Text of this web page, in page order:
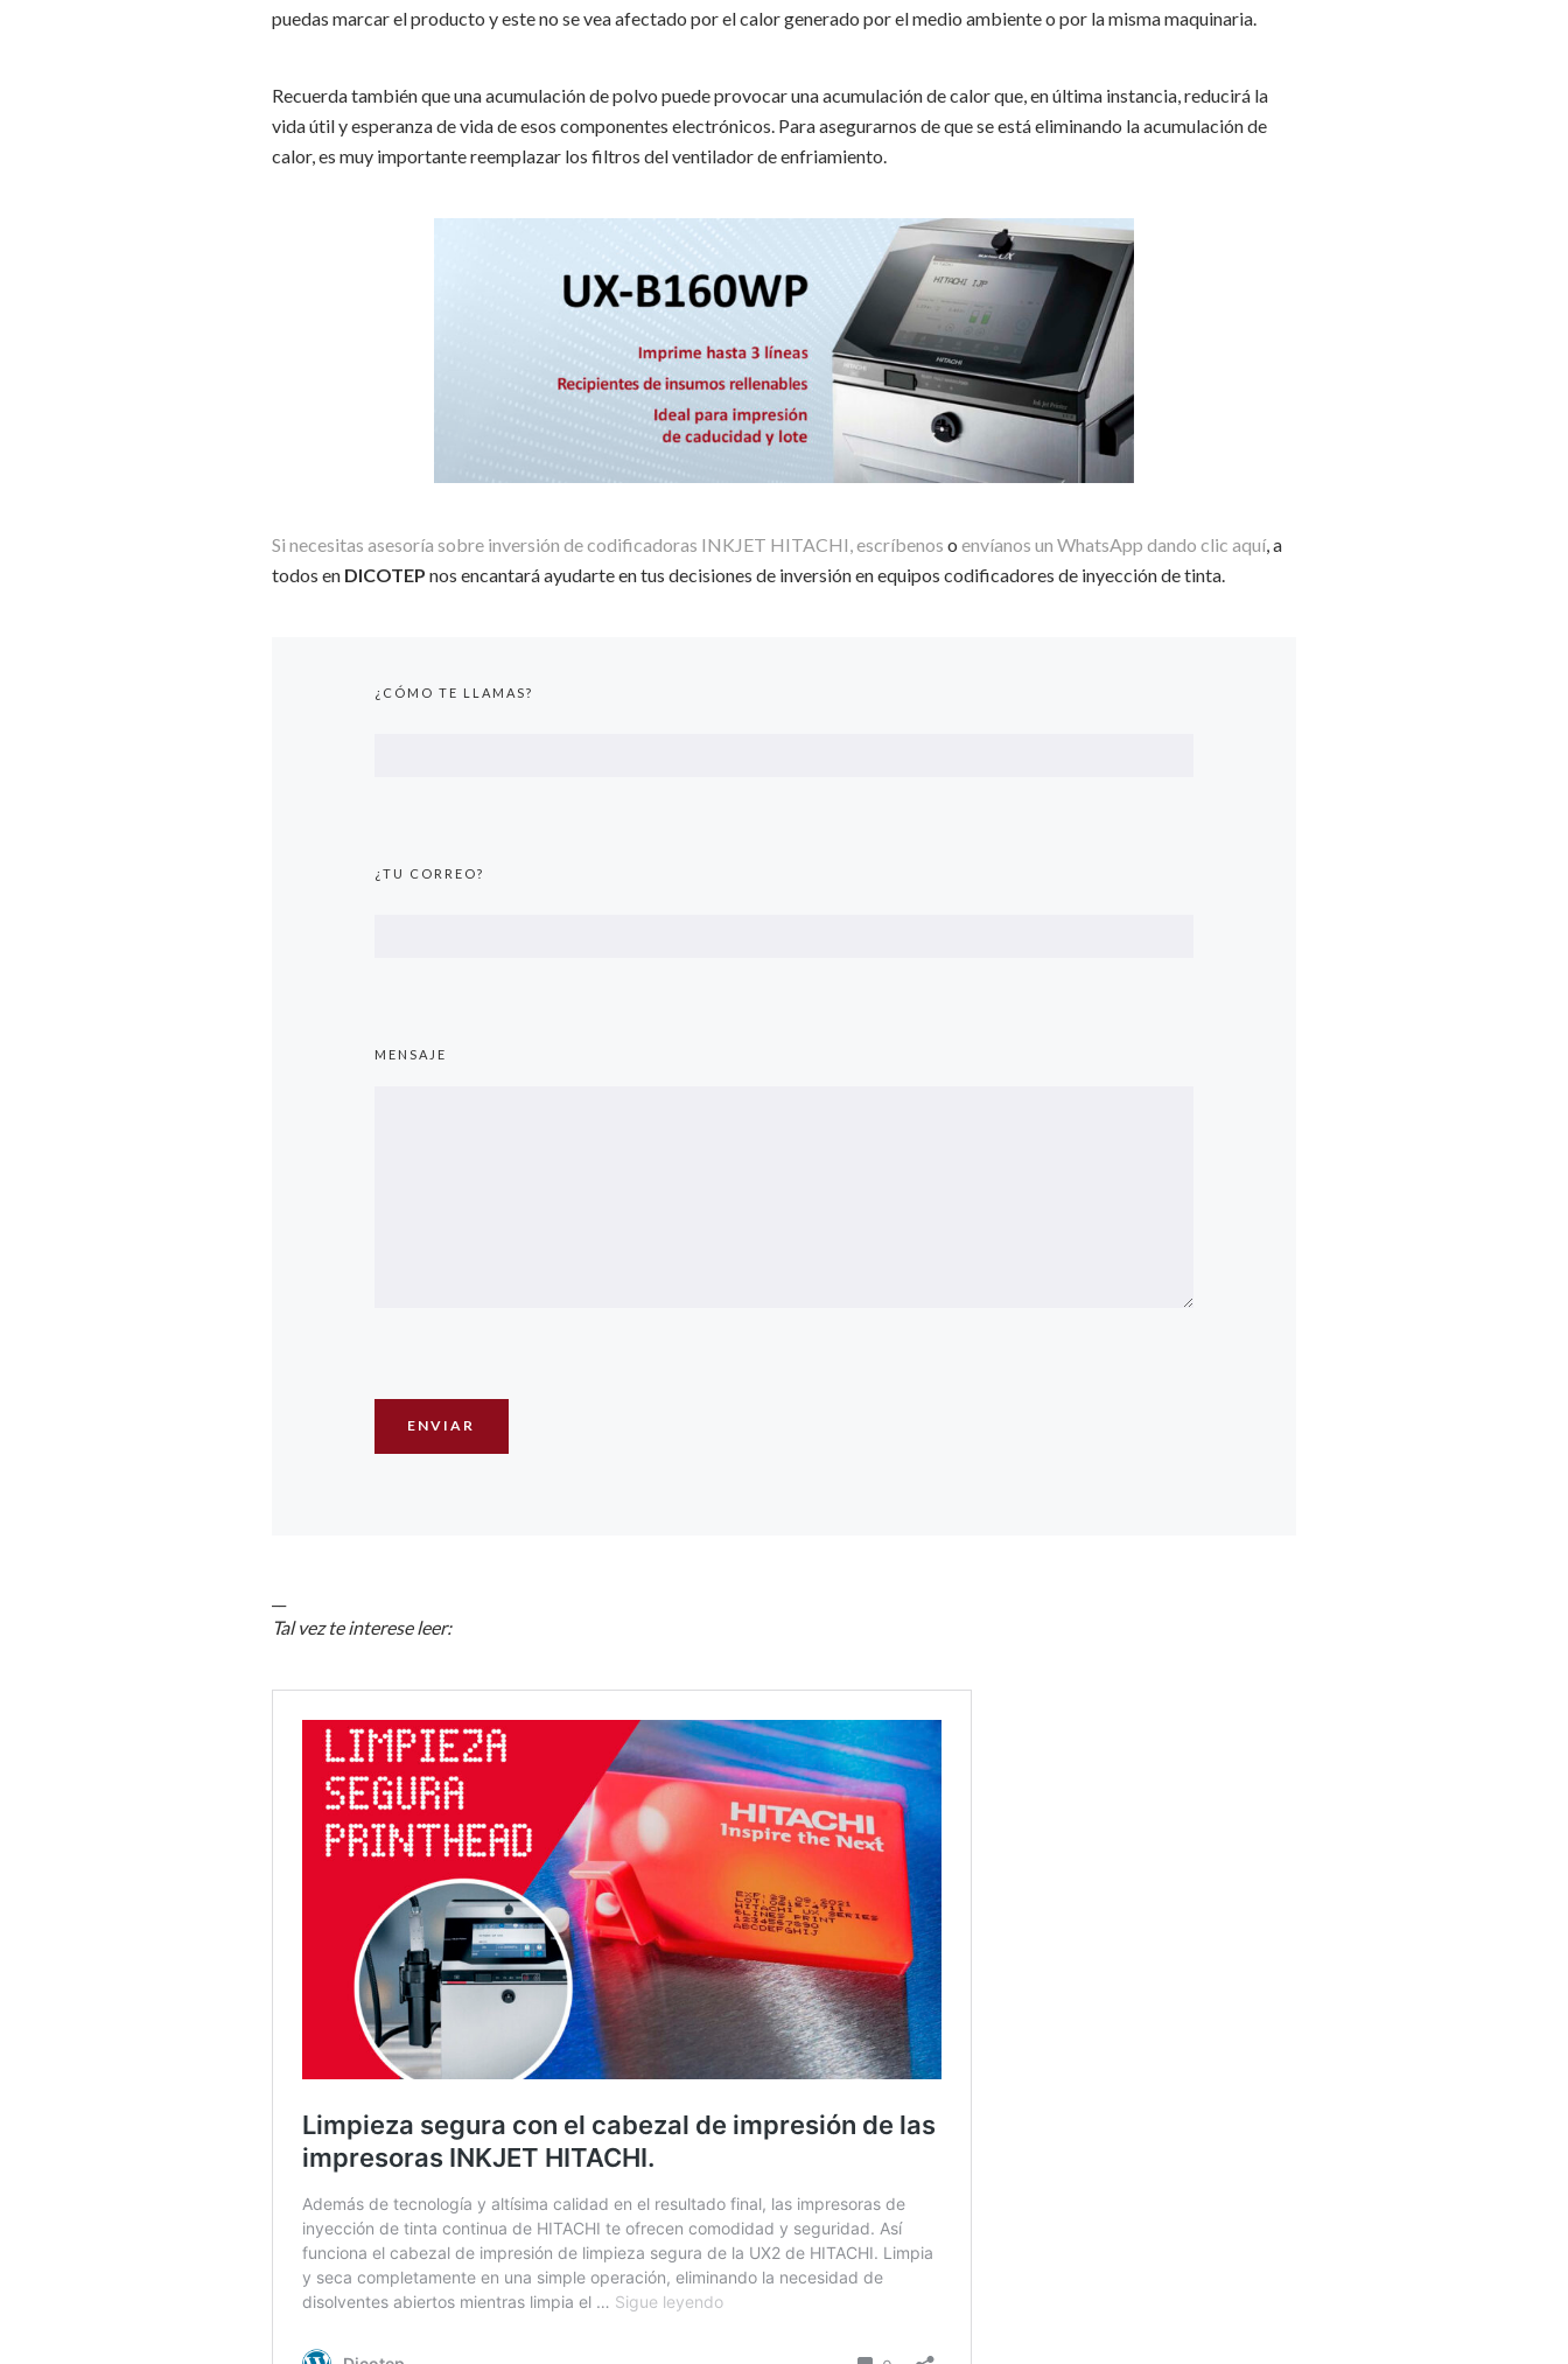
puedas marcar el producto y este no se vea afectado por el calor generado por el medio ambiente o por la misma maquinaria.
Recuerda también que una acumulación de polvo puede provocar una acumulación de calor que, en última instancia, reducirá la
vida útil y esperanza de vida de esos componentes electrónicos. Para asegurarnos de que se está eliminando la acumulación de
calor, es muy importante reemplazar los filtros del ventilador de enfriamiento.
Si necesitas asesoría sobre inversión de codificadoras INKJET HITACHI, escríbenos oenvíanos un WhatsApp dando clic aquí, a
todos en DICOTEP nos encantará ayudarte en tus decisiones de inversión en equipos codificadores de inyección de tinta.
¿CÓMO TE LLAMAS?
¿TU CORREO?
MENSAJE
Tal vez te interese leer: